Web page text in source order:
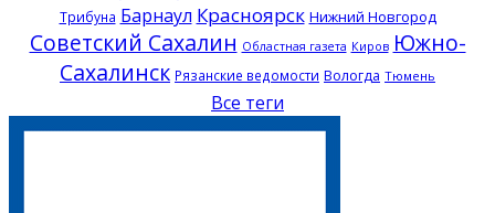
Трибуна Барнаул Красноярск Нижний Новгород
Советский Сахалин Областная газета Киров Южно-
Сахалинск Рязанские ведомости Вологда Тюмень
Все теги